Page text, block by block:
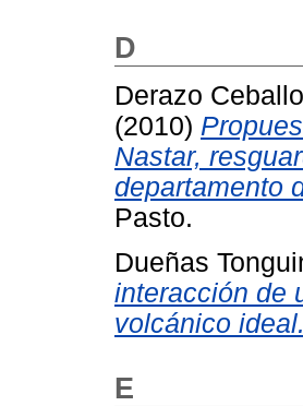
D
Derazo
(2010)
Nastar,
departamento
Pasto.
Dueñas
interacción de
volcánico ideal.
E